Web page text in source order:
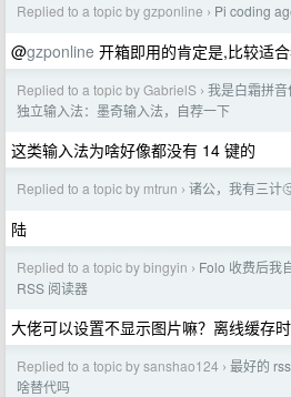
Replied to a topic by gzponline › Pi coding
@gzponline 开箱即用的肯定是,比较适
Replied to a topic by GabrielS › 我是白霜拼
独立输入法：墨奇输入法，自荐一下
这类输入法为啥好像都没有 14 键的
Replied to a topic by mtrun › 诸公，我有三计🤔
陆
Replied to a topic by bingyin › Folo 收费后我
RSS 阅读器
大佬可以设置不显示图片嘛？离线缓存
Replied to a topic by sanshao124 › 最好的
啥替代吗